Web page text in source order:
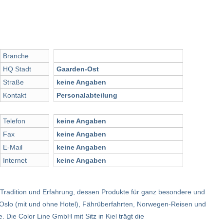
Branche
HQ Stadt
Straße
Kontakt
Telefon
Fax
E-Mail
Internet
Gaarden-Ost
keine Angaben
Personalabteilung
keine Angaben
keine Angaben
keine Angaben
keine Angaben
und Erfahrung, dessen Produkte für ganz besondere und
(mit und ohne Hotel), Fährüberfahrten, Norwegen-Reisen und
Die Color Line GmbH mit Sitz in Kiel trägt die